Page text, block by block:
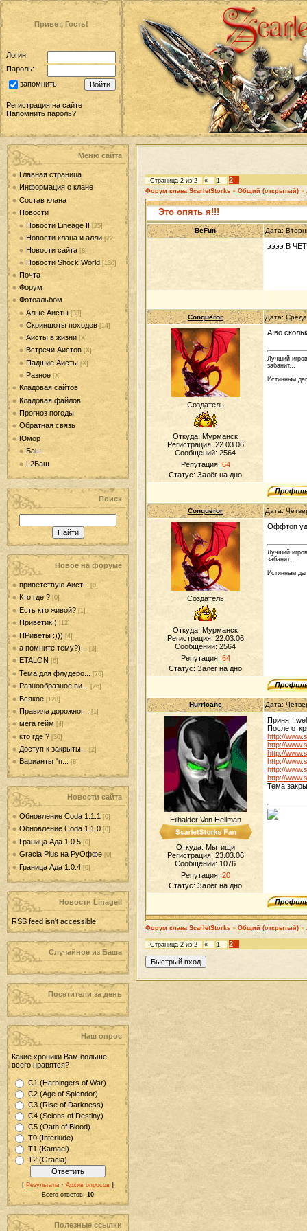
Привет, Гость!
Логин:
Пароль:
запомнить
Регистрация на сайте
Напомнить пароль?
Меню сайта
Главная страница
Информация о клане
Состав клана
Новости
Новости Lineage II [25]
Новости клана и алли [22]
Новости сайта [8]
Новости Shock World [130]
Почта
Форум
Фотоальбом
Алые Аисты [33]
Скриншоты походов [14]
Аисты в жизни [Х]
Встречи Аистов [Х]
Падшие Аисты [Х]
Разное [Х]
Кладовая сайтов
Кладовая файлов
Прогноз погоды
Обратная связь
Юмор
Баш
L2Баш
Поиск
Новое на форуме
приветствую Аист... [0]
Кто где ? [0]
Есть кто живой? [1]
Приветик!) [12]
ПРиветы :))) [4]
а помните тему?)... [3]
ETALON [6]
Тема для флудеро... [76]
Разнообразное ви... [26]
Всякое [128]
Правила дорожног... [1]
мега гейм [4]
кто где ? [30]
Доступ к закрыты... [2]
Варианты "п... [8]
Новости сайта
Обновление Coda 1.1.1 [0]
Обновление Coda 1.1.0 [0]
Граница Ада 1.0.5 [0]
Gracia Plus на РуОффе [0]
Граница Ада 1.0.4 [0]
Новости LinageII
RSS feed isn't accessible
Случайное из Баша
Посетители за день
Наш опрос
Какие хроники Вам больше
всего нравятся?
С1 (Harbingers of War)
С2 (Age of Splendor)
С3 (Rise of Darkness)
С4 (Scions of Destiny)
С5 (Oath of Blood)
T0 (Interlude)
Т1 (Kamael)
T2 (Gracia)
[ Результаты · Архив опросов ]
Всего ответов: 10
Полезные ссылки
Страница 2 из 2 « 1 2
Форум клана ScarletStorks » Общий (открытый) »
Это опять я!!!
BeFun Дата:
ээээ В
Conqueror Дата:
Создатель
Откуда: Мурманск
Регистрация: 22.03.06
Сообщений: 2564
Репутация: 64
Статус: Залёг на дно
А во
Лучший
забанит...
Истинным
Conqueror Дата:
Создатель
Откуда: Мурманск
Регистрация: 22.03.06
Сообщений: 2564
Репутация: 64
Статус: Залёг на дно
Оффтоп
Лучший
забанит...
Истинным
Hurricane Дата:
Eilhalder Von Hellman
Откуда: Мытищи
Регистрация: 23.03.06
Сообщений: 1076
Репутация: 20
Статус: Залёг на дно
Принят,
После
http://
http://
http://
http://
http://
http://
Тема
Форум клана ScarletStorks » Общий (открытый) »
Страница 2 из 2 « 1 2